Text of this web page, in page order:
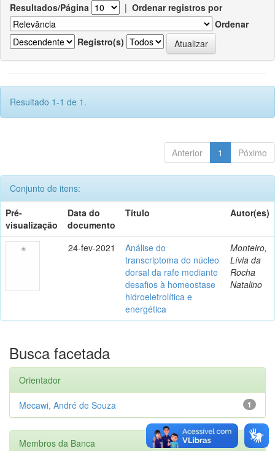
Resultados/Página | Ordenar registros por
Ordenar
Registro(s)
Resultado 1-1 de 1.
Anterior 1 Póximo
Conjunto de itens:
Pré-
visualização
Data do
documento
Título Autor(es)
24-fev-2021
Análise do
transcriptoma do núcleo
dorsal da rafe mediante
desafios à homeostase
hidroeletrolítica e
energética
Monteiro,
Lívia da
Rocha
Natalino
Busca facetada
Orientador
1
Mecawi, André de Souza
Membros da Banca